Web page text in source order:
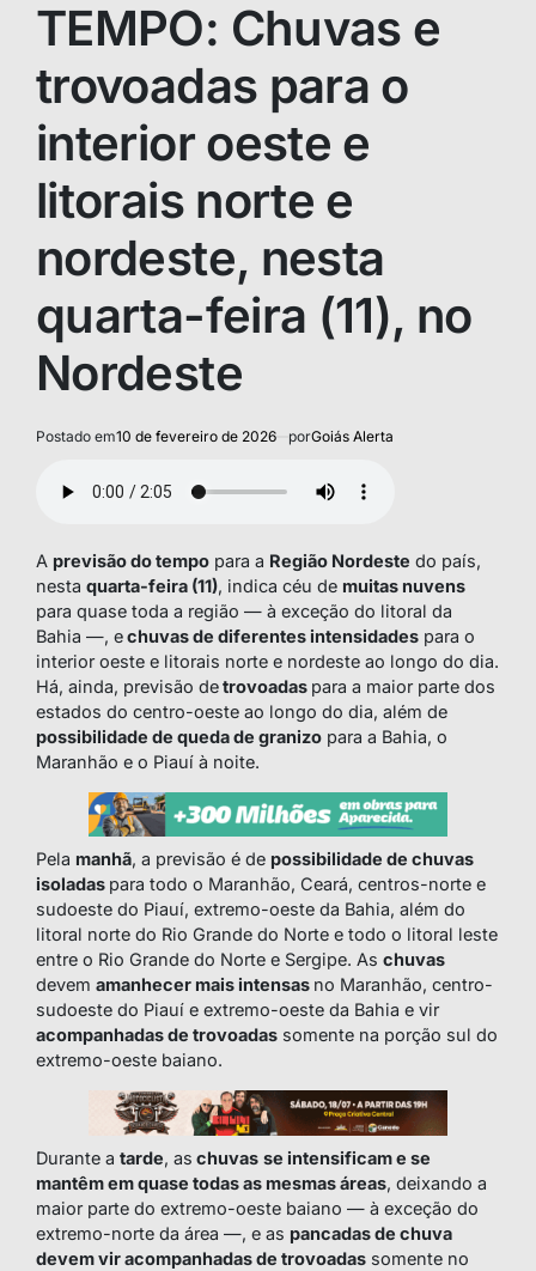
TEMPO: Chuvas e
trovoadas para o
interior oeste e
litorais norte e
nordeste, nesta
quarta-feira (11), no
Nordeste
Postado em10 de fevereiro de 2026 porGoiás Alerta
A previsão do tempo para a Região Nordeste do país,
nesta quarta-feira (11), indica céu de muitas nuvens
para quase toda a região — à exceção do litoral da
Bahia —, echuvas de diferentes intensidades para o
interior oeste e litorais norte e nordeste ao longo do dia.
Há, ainda, previsão detrovoadas para a maior parte dos
estados do centro-oeste ao longo do dia, além de
possibilidade de queda de granizo para a Bahia, o
Maranhão e o Piauí à noite.
Pela manhã, a previsão é de possibilidade de chuvas
isoladas para todo o Maranhão, Ceará, centros-norte e
sudoeste do Piauí, extremo-oeste da Bahia, além do
litoral norte do Rio Grande do Norte e todo o litoral leste
entre o Rio Grande do Norte e Sergipe. As chuvas
devem amanhecer mais intensas no Maranhão, centro-
sudoeste do Piauí e extremo-oeste da Bahia e vir
acompanhadas de trovoadas somente na porção sul do
extremo-oeste baiano.
Durante a tarde, as chuvas se intensificam e se
mantêm em quase todas as mesmas áreas, deixando a
maior parte do extremo-oeste baiano — à exceção do
extremo-norte da área —, e as pancadas de chuva
devem vir acompanhadas de trovoadas somente no